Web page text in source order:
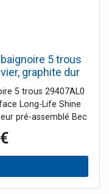
5 trous
graphite dur
5 trous 29407AL0
Long-Life Shine
pré-assemblé Bec
baignoire/douche
Stick 6 6 l/min
de raccordement
de douche